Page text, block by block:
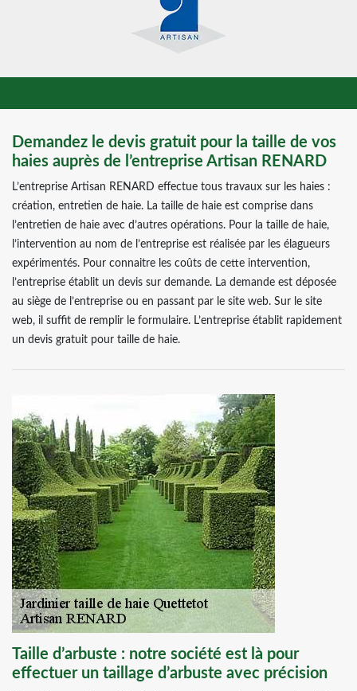
Demandez le devis gratuit pour la taille de vos
haies auprès de l’entreprise Artisan RENARD
L’entreprise Artisan RENARD effectue tous travaux sur les haies :
création, entretien de haie. La taille de haie est comprise dans
l’entretien de haie avec d’autres opérations. Pour la taille de haie,
l’intervention au nom de l’entreprise est réalisée par les élagueurs
expérimentés. Pour connaitre les coûts de cette intervention,
l’entreprise établit un devis sur demande. La demande est déposée
au siège de l’entreprise ou en passant par le site web. Sur le site
web, il suffit de remplir le formulaire. L’entreprise établit rapidement
un devis gratuit pour taille de haie.
Taille d’arbuste : notre société est là pour
effectuer un taillage d’arbuste avec précision